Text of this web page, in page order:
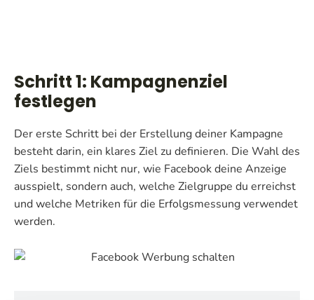
führen, um den Kauf abzuschließen.
Schritt 1: Kampagnenziel
festlegen
Der erste Schritt bei der Erstellung deiner Kampagne
besteht darin, ein klares Ziel zu definieren. Die Wahl des
Ziels bestimmt nicht nur, wie Facebook deine Anzeige
ausspielt, sondern auch, welche Zielgruppe du erreichst
und welche Metriken für die Erfolgsmessung verwendet
werden.